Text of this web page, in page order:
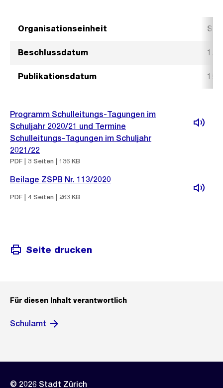
Organisationseinheit
Beschlussdatum 1.
Publikationsdatum 15.
Programm Schulleitungs-Tagungen im
Schuljahr 2020/21 und Termine
Schulleitungs-Tagungen im Schuljahr
2021/22
PDF | 3 Seiten | 136 KB
Beilage ZSPB Nr. 113/2020
PDF | 4 Seiten | 263 KB
Seite drucken
Für diesen Inhalt verantwortlich
Schulamt
© 2026 Stadt Zürich